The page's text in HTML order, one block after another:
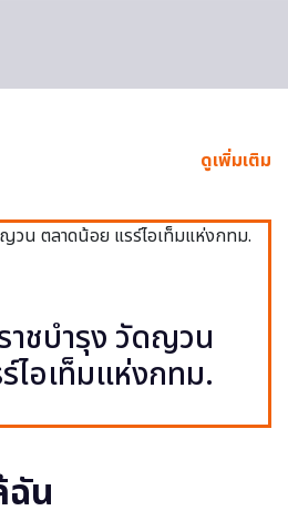
ดูเพิ่มเติม
าชบำรุง วัดญวน
ไอเท็มแห่งกทม.
ฉัน